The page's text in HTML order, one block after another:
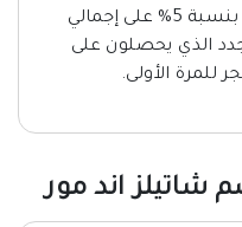
قام الكوبون بتوفير خصم فعال بنسبة 5% على إجمالي
الذي يحصلون على
للمرة الأولى.
شاتيلز اند مور